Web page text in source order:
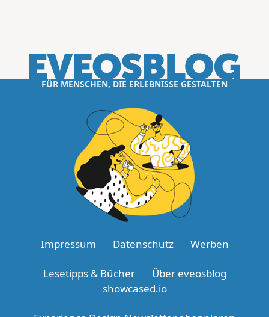
FÜR MENSCHEN, DIE ERLEBNISSE GESTALTEN
Impressum Datenschutz Werben
Lesetipps & Bücher
Über eveosblog
showcased.io